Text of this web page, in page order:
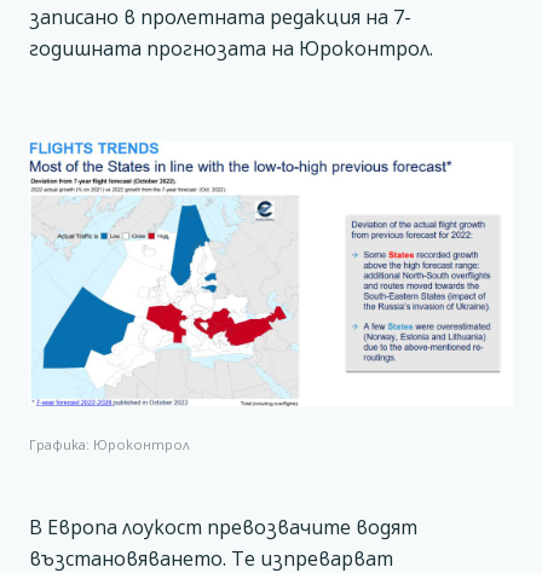
записано в пролетната редакция на 7-
годишната прогнозата на Юроконтрол.
Графика: Юроконтрол
В Европа лоукост превозвачите водят
възстановяването. Те изпреварват